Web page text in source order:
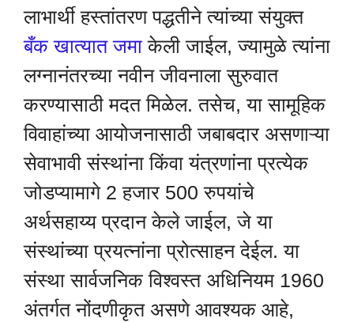
लाभार्थी हस्तांतरण पद्धतीने त्यांच्या संयुक्त
बँक खात्यात जमा केली जाईल, ज्यामुळे त्यांना
लग्नानंतरच्या नवीन जीवनाला सुरुवात
करण्यासाठी मदत मिळेल. तसेच, या सामूहिक
विवाहांच्या आयोजनासाठी जबाबदार असणाऱ्या
सेवाभावी संस्थांना किंवा यंत्रणांना प्रत्येक
जोडप्यामागे 2 हजार 500 रुपयांचे
अर्थसहाय्य प्रदान केले जाईल, जे या
संस्थांच्या प्रयत्नांना प्रोत्साहन देईल. या
संस्था सार्वजनिक विश्वस्त अधिनियम 1960
अंतर्गत नोंदणीकृत असणे आवश्यक आहे,